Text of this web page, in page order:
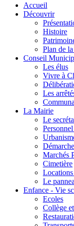
Accueil
Découvrir
Histoire
Plan de
Conseil
Les élus
Vivre à
Les
La Mairie
Le
Marchés
Cimetière
Locations
Le
Enfance - Vie
Ecoles
Collège